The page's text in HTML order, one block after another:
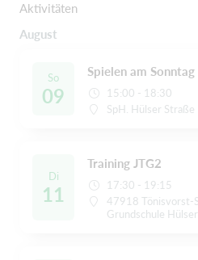
Aktivitäten
August
So
09
Spielen am Sonntag
15:00 - 18:30
SpH. Hülser Straße
Di
11
Training JTG2
17:30 - 19:15
47918 Tönisvorst-
Grundschule